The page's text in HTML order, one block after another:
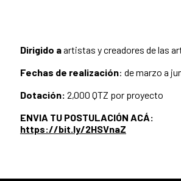
Dirigido aartistas y creadores de las
Fechas de realización: de marzo a
Dotación: 2,000 QTZ por proyecto
ENVIA TU POSTULACIÓN ACÁ:
https://bit.ly/2HSVnaZ